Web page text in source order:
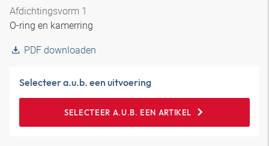
Afdichtingsvorm 1
O-ring en kamerring
PDF downloaden
Selecteer a.u.b. een uitvoering
SELECTEER A.U.B. EEN ARTIKEL